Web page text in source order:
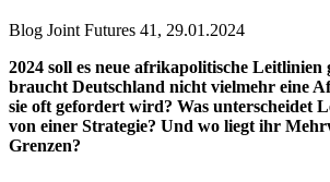
Blog Joint Futures 41, 29.01.2024
2024 soll es neue afrikapolitische Leitlinien
braucht Deutschland nicht vielmehr eine
sie oft gefordert wird? Was unterscheidet
von einer Strategie? Und wo liegt ihr
Grenzen?